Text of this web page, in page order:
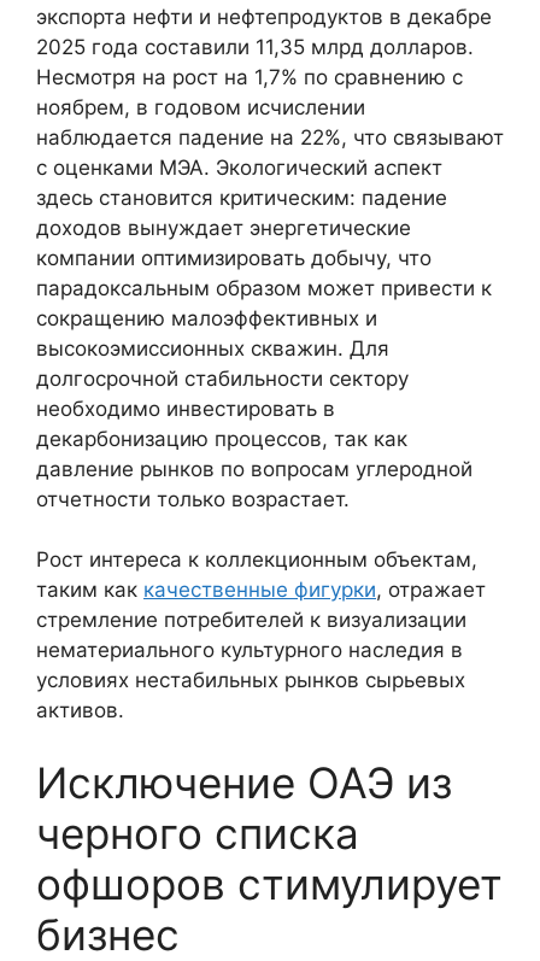
экспорта нефти и нефтепродуктов в декабре
2025 года составили 11,35 млрд долларов.
Несмотря на рост на 1,7% по сравнению с
ноябрем, в годовом исчислении
наблюдается падение на 22%, что связывают
с оценками МЭА. Экологический аспект
здесь становится критическим: падение
доходов вынуждает энергетические
компании оптимизировать добычу, что
парадоксальным образом может привести к
сокращению малоэффективных и
высокоэмиссионных скважин. Для
долгосрочной стабильности сектору
необходимо инвестировать в
декарбонизацию процессов, так как
давление рынков по вопросам углеродной
отчетности только возрастает.
Рост интереса к коллекционным объектам,
таким как качественные фигурки, отражает
стремление потребителей к визуализации
нематериального культурного наследия в
условиях нестабильных рынков сырьевых
активов.
Исключение ОАЭ из
черного списка
офшоров стимулирует
бизнес